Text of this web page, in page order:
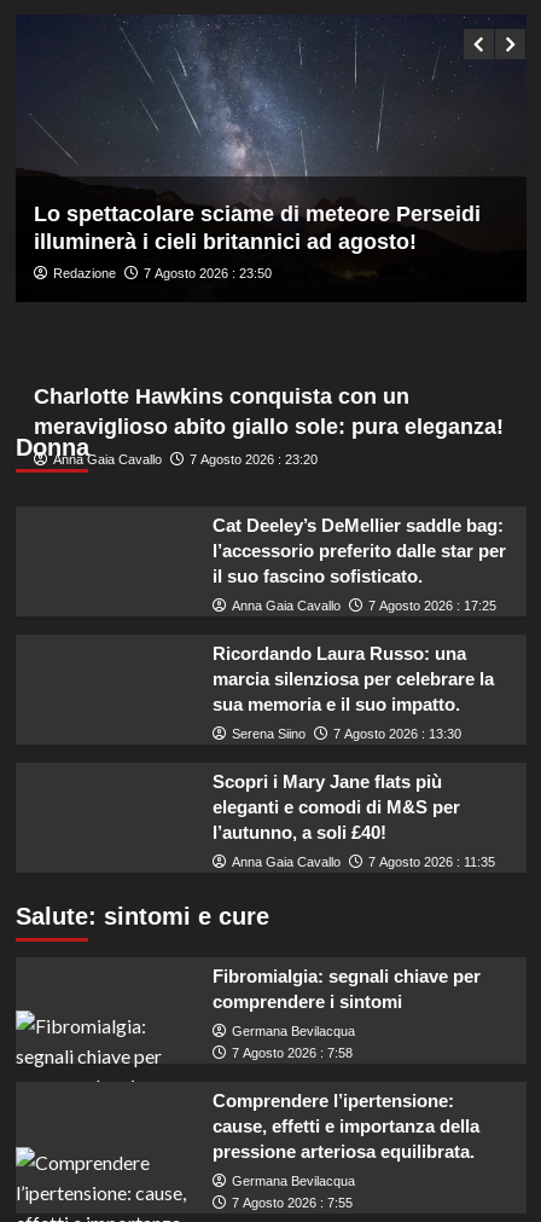
sincro
con
Pizzini
Priante
(Siga)
credibilità
del
sistema
passa
governance
e
trasparenza”
Lo spettacolare sciame di meteore Perseidi
illuminerà i cieli britannici ad agosto!
Redazione 7 Agosto 2026 : 23:50
Donna
Charlotte Hawkins conquista con un
meraviglioso abito giallo sole: pura eleganza!
Anna Gaia Cavallo 7 Agosto 2026 : 23:20
Cat Deeley’s DeMellier saddle bag:
l’accessorio preferito dalle star per
il suo fascino sofisticato.
Anna Gaia Cavallo 7 Agosto 2026 : 17:25
Ricordando Laura Russo: una
marcia silenziosa per celebrare la
sua memoria e il suo impatto.
Serena Siino 7 Agosto 2026 : 13:30
Scopri i Mary Jane flats più
eleganti e comodi di M&S per
l’autunno, a soli £40!
Anna Gaia Cavallo 7 Agosto 2026 : 11:35
Salute: sintomi e cure
Fibromialgia: segnali chiave per
comprendere i sintomi
Germana Bevilacqua
7 Agosto 2026 : 7:58
Comprendere l’ipertensione:
cause, effetti e importanza della
pressione arteriosa equilibrata.
Germana Bevilacqua
7 Agosto 2026 : 7:55